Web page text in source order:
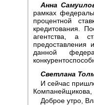
Анна
рамках
процентной
кредитования.
агентства, а
предоставления
данной
Светлана
И сейчас
Компанейщикова,
Доброе утро,